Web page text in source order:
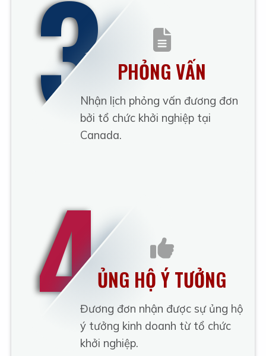
3 PHỎNG VẤN
Nhận lịch phỏng vấn đương đơn
bởi tổ chức khởi nghiệp tại
Canada.
4ỦNG HỘ Ý TƯỞNG
Đương đơn nhận được sự ủng hộ
ý tưởng kinh doanh từ tổ chức
khởi nghiệp.